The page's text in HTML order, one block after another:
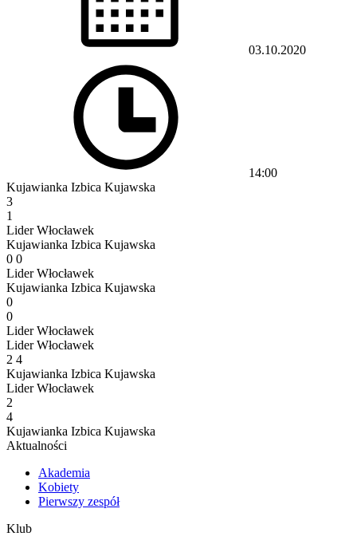
03.10.2020
14:00
Kujawianka Izbica Kujawska
3
1
Lider Włocławek
Kujawianka Izbica Kujawska
0 0
Lider Włocławek
Kujawianka Izbica Kujawska
0
0
Lider Włocławek
Lider Włocławek
2 4
Kujawianka Izbica Kujawska
Lider Włocławek
2
4
Kujawianka Izbica Kujawska
Aktualności
Akademia
Kobiety
Pierwszy zespół
Klub